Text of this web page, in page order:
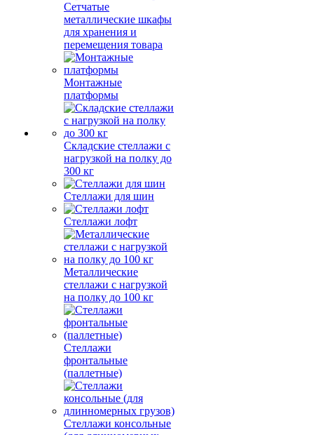
Сетчатые
металлические шкафы
для хранения и
перемещения товара
Монтажные
платформы
Складские стеллажи с
нагрузкой на полку до
300 кг
Стеллажи для шин
Стеллажи лофт
Металлические
стеллажи с нагрузкой
на полку до 100 кг
Стеллажи
фронтальные
(паллетные)
Стеллажи консольные